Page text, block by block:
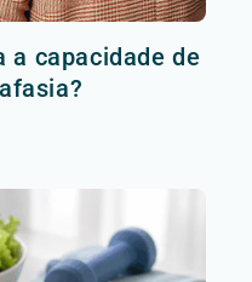
a capacidade de